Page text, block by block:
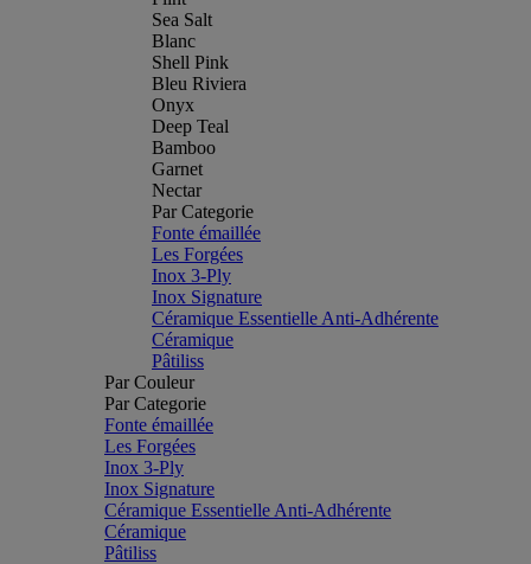
Sea Salt
Blanc
Shell Pink
Bleu Riviera
Onyx
Deep Teal
Bamboo
Garnet
Nectar
Par Categorie
Fonte émaillée
Les Forgées
Inox 3-Ply
Inox Signature
Céramique Essentielle Anti-Adhérente
Céramique
Pâtiliss
Par Couleur
Par Categorie
Fonte émaillée
Les Forgées
Inox 3-Ply
Inox Signature
Céramique Essentielle Anti-Adhérente
Céramique
Pâtiliss